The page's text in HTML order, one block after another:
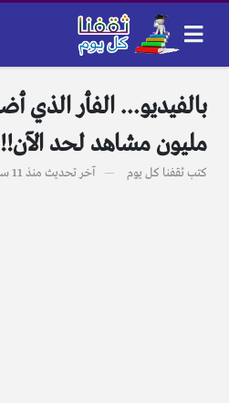
مليون مشاهد لحد الآن!!
كتبثقفنا كل يوم آخر تحديث منذ 11 سنة